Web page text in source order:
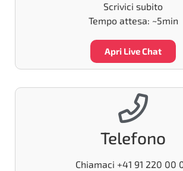
Scrivici subito
Tempo attesa: ~5min
Apri Live Chat
Telefono
Chiamaci +41 91 220 00